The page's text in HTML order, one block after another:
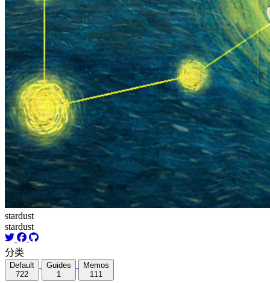
stardust
stardust
分类
Default
722
Guides
1
Memos
111